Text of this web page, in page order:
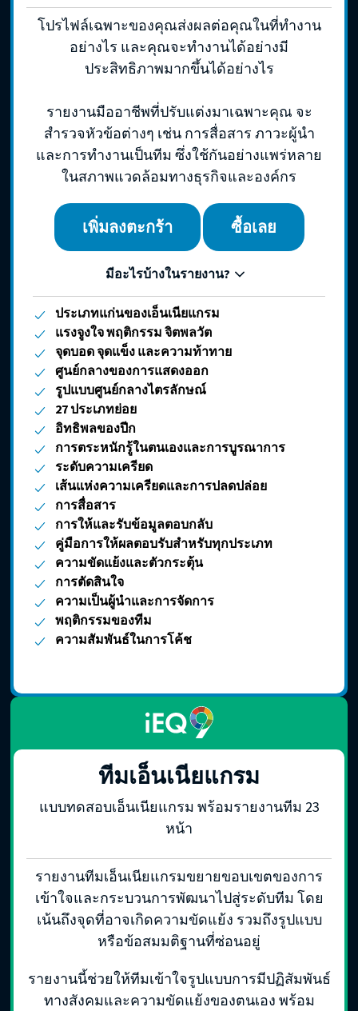
โปรไฟล์เฉพาะของคุณส่งผลต่อคุณในที่ทำงาน
อย่างไร และคุณจะทำงานได้อย่างมี
ประสิทธิภาพมากขึ้นได้อย่างไร
รายงานมืออาชีพที่ปรับแต่งมาเฉพาะคุณ จะ
สำรวจหัวข้อต่างๆ เช่น การสื่อสาร ภาวะผู้นำ
และการทำงานเป็นทีม ซึ่งใช้กันอย่างแพร่หลาย
ในสภาพแวดล้อมทางธุรกิจและองค์กร
เพิ่มลงตะกร้า ซื้อเลย
มีอะไรบ้างในรายงาน?
ประเภทแก่นของเอ็นเนียแกรม
แรงจูงใจ พฤติกรรม จิตพลวัต
จุดบอด จุดแข็ง และความท้าทาย
ศูนย์กลางของการแสดงออก
รูปแบบศูนย์กลางไตรลักษณ์
27 ประเภทย่อย
อิทธิพลของปีก
การตระหนักรู้ในตนเองและการบูรณาการ
ระดับความเครียด
เส้นแห่งความเครียดและการปลดปล่อย
การสื่อสาร
การให้และรับข้อมูลตอบกลับ
คู่มือการให้ผลตอบรับสำหรับทุกประเภท
ความขัดแย้งและตัวกระตุ้น
การตัดสินใจ
ความเป็นผู้นำและการจัดการ
พฤติกรรมของทีม
ความสัมพันธ์ในการโค้ช
ทีมเอ็นเนียแกรม
แบบทดสอบเอ็นเนียแกรม พร้อมรายงานทีม 23
หน้า
รายงานทีมเอ็นเนียแกรมขยายขอบเขตของการ
เข้าใจและกระบวนการพัฒนาไปสู่ระดับทีม โดย
เน้นถึงจุดที่อาจเกิดความขัดแย้ง รวมถึงรูปแบบ
หรือข้อสมมติฐานที่ซ่อนอยู่
รายงานนี้ช่วยให้ทีมเข้าใจรูปแบบการมีปฏิสัมพันธ์
ทางสังคมและความขัดแย้งของตนเอง พร้อม